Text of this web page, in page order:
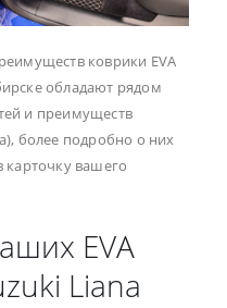
коврики EVA
обладают рядом
и преимуществ
более подробно о них
карточку вашего
EVA
Liana